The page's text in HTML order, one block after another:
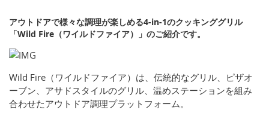
アウトドアで様々な調理が楽しめる4-in-1のクッキンググリル
「Wild Fire（ワイルドファイア）」のご紹介です。
Wild Fire（ワイルドファイア）は、伝統的なグリル、ピザオ
ーブン、アサドスタイルのグリル、温めステーションを組み
合わせたアウトドア調理プラットフォーム。